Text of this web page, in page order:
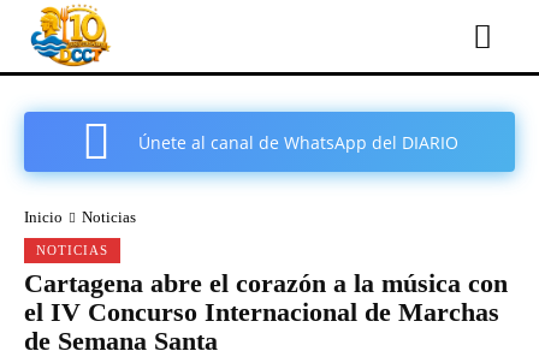
Únete al canal de WhatsApp del DIARIO
Inicio Noticias
NOTICIAS
Cartagena abre el corazón a la música con
el IV Concurso Internacional de Marchas
de Semana Santa